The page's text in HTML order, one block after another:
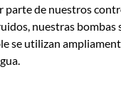
de nuestros
nuestras
se utilizan